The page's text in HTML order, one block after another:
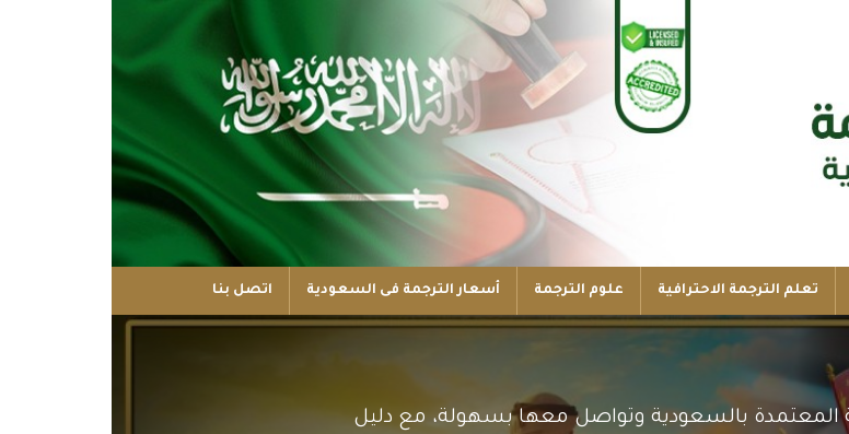
تعلم الترجمة الاحترافية علوم الترجمة أسعار الترجمة فى السعودية اتصل بنا
المعتمدة بالسعودية وتواصل معها بسهولة، مع دليل